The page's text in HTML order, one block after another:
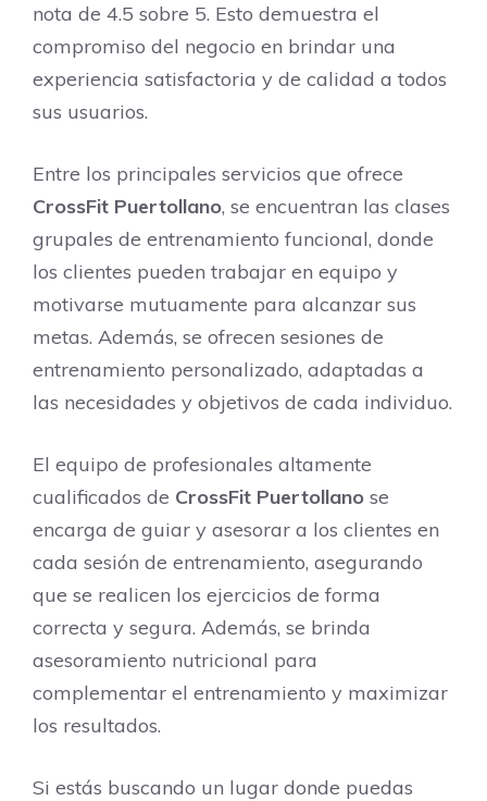
nota de 4.5 sobre 5. Esto demuestra el
compromiso del negocio en brindar una
experiencia satisfactoria y de calidad a todos
sus usuarios.
Entre los principales servicios que ofrece
CrossFit Puertollano, se encuentran las clases
grupales de entrenamiento funcional, donde
los clientes pueden trabajar en equipo y
motivarse mutuamente para alcanzar sus
metas. Además, se ofrecen sesiones de
entrenamiento personalizado, adaptadas a
las necesidades y objetivos de cada individuo.
El equipo de profesionales altamente
cualificados de CrossFit Puertollano se
encarga de guiar y asesorar a los clientes en
cada sesión de entrenamiento, asegurando
que se realicen los ejercicios de forma
correcta y segura. Además, se brinda
asesoramiento nutricional para
complementar el entrenamiento y maximizar
los resultados.
Si estás buscando un lugar donde puedas